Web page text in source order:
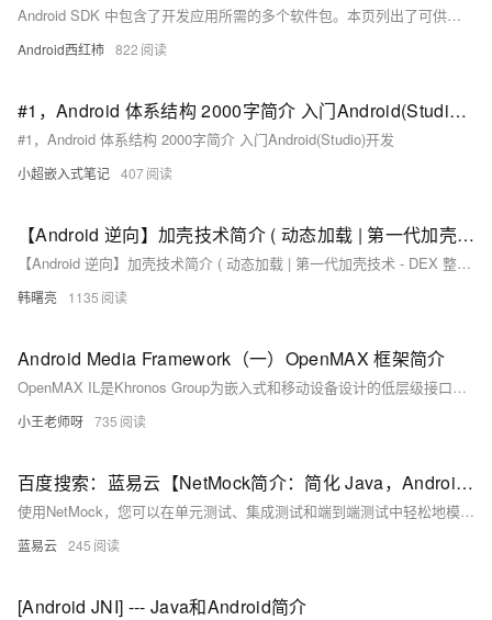
Android SDK 中包含了开发应用所需的多个软件包。本页列出了可供使用的最重要的命令行工具（按提供这些工具的软件包整理）。
Android西红柿 822
#1，Android 体系结构 2000字简介 入门Android(Studio)开发
#1，Android 体系结构 2000字简介 入门Android(Studio)开发
小超嵌入式笔记 407
【Android 逆向】加壳技术简介 ( 动态加载 | 第一代加壳技术 - DEX 整体加固 | 第二代加壳技术 - 函数抽取 | 第三代加壳技术 - VMP / Dex2C | 动态库加壳技术 )
【Android 逆向】加壳技术简介 ( 动态加载 | 第一代加壳技术 - DEX 整体加固 | 第二代加壳技术 - 函数抽取 | 第三代加壳技术 - VMP / Dex2C | 动态库加壳技术 )
韩曙亮 1135
Android Media Framework（一）OpenMAX 框架简介
OpenMAX IL是Khronos Group为嵌入式和移动设备设计的低层级接口，用于统一调用音频、视频和图像编解码器，确保跨平台兼容性。它包括Core API（管理组件加载和方法调用）和Component API（组件实现，如源、接收器、编解码器等）。组件通过端口进行数据交互，客户端使用Core API加载和控制组件。Android引入OMX IL以支持不同芯片上的编解码器。组件状态包括Loaded、Idle、Executing和Invalid。组件架构涉及参数配置、命令处理和缓冲区管理，数据交换通过回调函数完成，端口持有预分配或组件自分配的缓冲区。
小王老师呀 735
百度搜索：蓝易云【NetMock简介：简化 Java，Android和Kotlin多平台中的HTTP请求测试？】
使用NetMock，您可以在单元测试、集成测试和端到端测试中轻松地模拟和验证HTTP请求和响应，而无需实际发送请求到外部服务。这样可以提高测试的可靠性和可控性，并加快测试执行的速度。无论是在开发过程中还是在持续集成环境中，NetMock都可以帮助您更轻松地进行HTTP请求测试，提高代码质量和稳定性。
蓝易云 245
[Android JNI] --- Java和Android简介